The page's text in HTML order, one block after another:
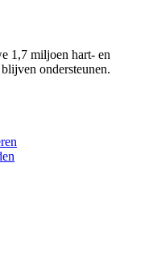
1,7 miljoen hart- en
ondersteunen.